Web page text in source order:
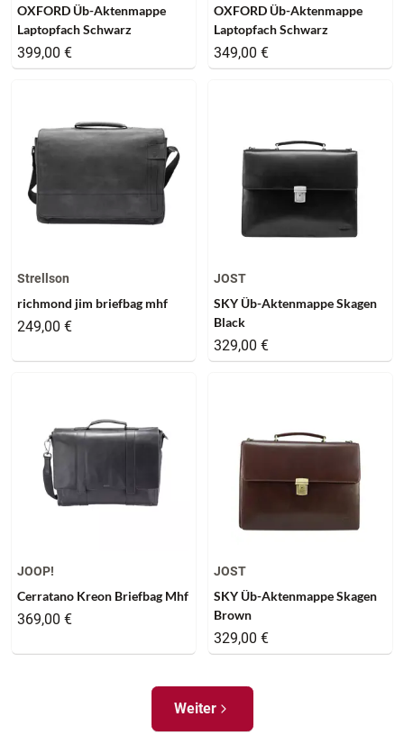
OXFORD Üb-Aktenmappe
Laptopfach Schwarz
399,00 €
OXFORD Üb-Aktenmappe
Laptopfach Schwarz
349,00 €
Strellson
richmond jim briefbag mhf
249,00 €
JOST
SKY Üb-Aktenmappe Skagen
Black
329,00 €
JOOP!
Cerratano Kreon Briefbag Mhf
369,00 €
JOST
SKY Üb-Aktenmappe Skagen
Brown
329,00 €
Weiter